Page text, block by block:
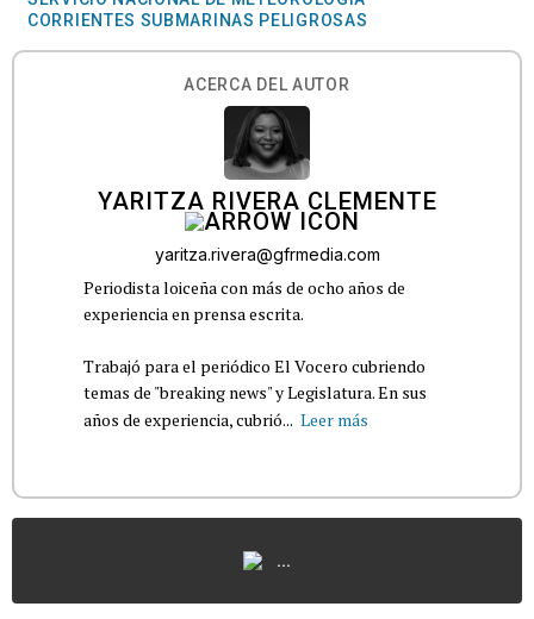
CORRIENTES SUBMARINAS PELIGROSAS
ACERCA DEL AUTOR
YARITZA RIVERA CLEMENTE
yaritza.rivera@gfrmedia.com
Periodista loiceña con más de ocho años de
experiencia en prensa escrita.
Trabajó para el periódico El Vocero cubriendo
temas de "breaking news" y Legislatura. En sus
años de experiencia, cubrió... Leer más
...